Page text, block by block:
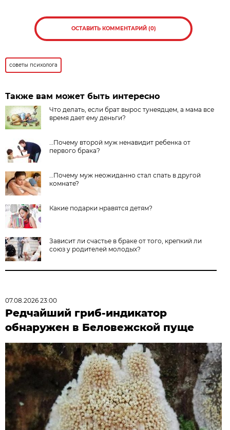
ОСТАВИТЬ КОММЕНТАРИЙ (0)
советы психолога
Также вам может быть интересно
Что делать, если брат вырос тунеядцем, а мама все
время дает ему деньги?
…Почему второй муж ненавидит ребенка от
первого брака?
…Почему муж неожиданно стал спать в другой
комнате?
Какие подарки нравятся детям?
Зависит ли счастье в браке от того, крепкий ли
союз у родителей молодых?
07.08.2026 23:00
Редчайший гриб-индикатор
обнаружен в Беловежской пуще